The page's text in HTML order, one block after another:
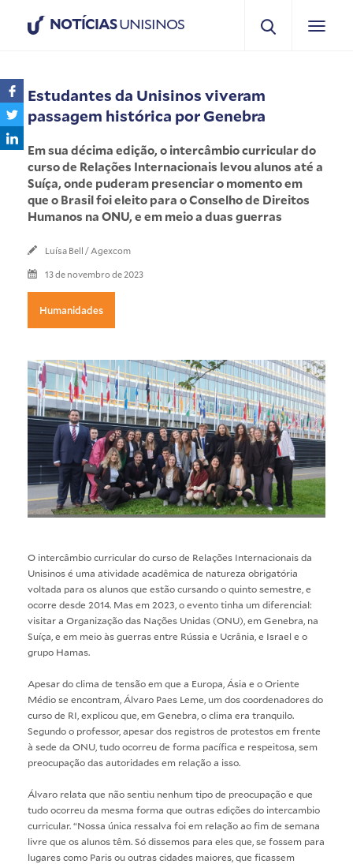
NOTÍCIASUNISINOS
Estudantes da Unisinos viveram
passagem histórica por Genebra
Em sua décima edição, o intercâmbio curricular do
curso de Relações Internacionais levou alunos até a
Suíça, onde puderam presenciar o momento em
que o Brasil foi eleito para o Conselho de Direitos
Humanos na ONU, e em meio a duas guerras
Luísa Bell / Agexcom
13 de novembro de 2023
Humanidades
O intercâmbio curricular do curso de Relações Internacionais da
Unisinos é uma atividade acadêmica de natureza obrigatória
voltada para os alunos que estão cursando o quinto semestre, e
ocorre desde 2014. Mas em 2023, o evento tinha um diferencial:
visitar a Organização das Nações Unidas (ONU), em Genebra, na
Suíça, e em meio às guerras entre Rússia e Ucrânia, e Israel e o
grupo Hamas.
Apesar do clima de tensão em que a Europa, Ásia e o Oriente
Médio se encontram, Álvaro Paes Leme, um dos coordenadores do
curso de RI, explicou que, em Genebra, o clima era tranquilo.
Segundo o professor, apesar dos registros de protestos em frente
à sede da ONU, tudo ocorreu de forma pacífica e respeitosa, sem
preocupação das autoridades em relação a isso.
Álvaro relata que não sentiu nenhum tipo de preocupação e que
tudo ocorreu da mesma forma que outras edições do intercambio
curricular. “Nossa única ressalva foi em relação ao fim de semana
livre que os alunos têm. Só dissemos para eles que, se fossem para
lugares como Paris ou outras cidades maiores, que ficassem